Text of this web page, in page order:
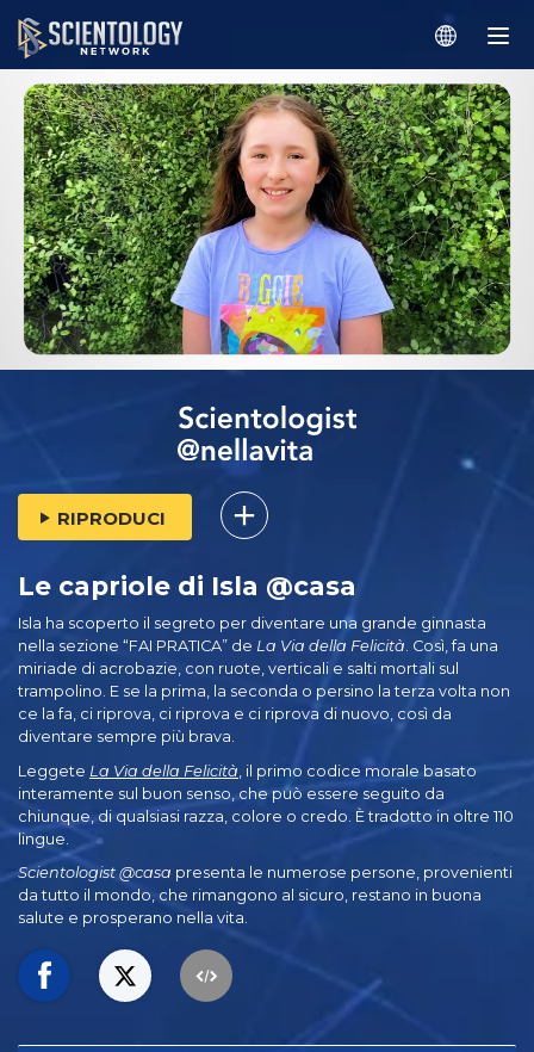
RIPRODUCI
Le capriole di Isla @casa
Isla ha scoperto il segreto per diventare una grande ginnasta
nella sezione “FAI PRATICA” de La Via della Felicità . Così, fa una
miriade di acrobazie, con ruote, verticali e salti mortali sul
trampolino. E se la prima, la seconda o persino la terza volta non
ce la fa, ci riprova, ci riprova e ci riprova di nuovo, così da
diventare sempre più brava.
Leggete La Via della Felicità , il primo codice morale basato
interamente sul buon senso, che può essere seguito da
chiunque, di qualsiasi razza, colore o credo. È tradotto in oltre 110
lingue.
Scientologist @casa presenta le numerose persone, provenienti
da tutto il mondo, che rimangono al sicuro, restano in buona
salute e prosperano nella vita.